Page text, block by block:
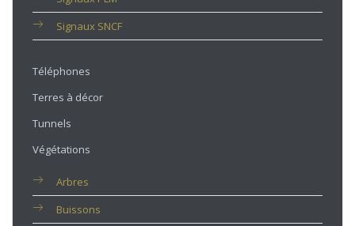
Signaux SNCF
Téléphones
Terres à décor
Tunnels
Végétations
Arbres
Buissons